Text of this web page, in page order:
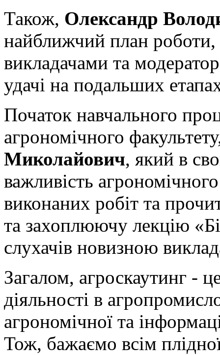
Також, Олександр
найближчий план роботи,
викладачами та
удачі на подальших
Початок навчального
агрономічного
Миколайович, який в
важливість
виконаних робіт та
та захоплюючу лекцію
слухачів новизною
Загалом, агроскаутинг -
діяльності в
агрономічної та
Тож, бажаємо всім